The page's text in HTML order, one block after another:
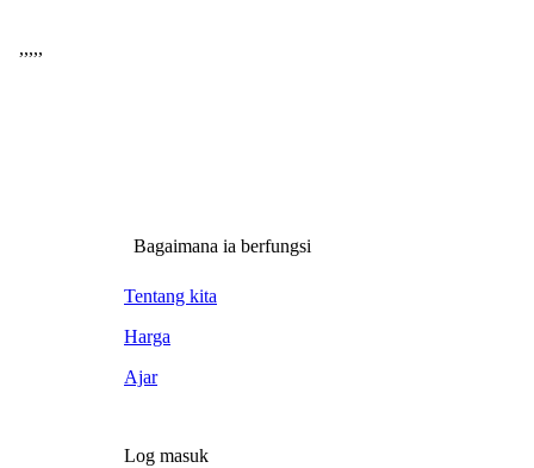
,,,,,
Bagaimana ia berfungsi
Tentang kita
Harga
Ajar
Log masuk